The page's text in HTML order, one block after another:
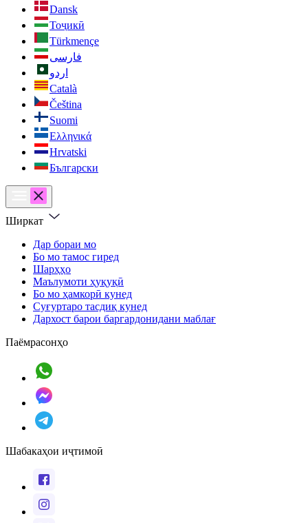
Dansk
Тоҷикӣ
Türkmençe
فارسی
اردو
Català
Čeština
Suomi
Ελληνικά
Hrvatski
Български
Ширкат
Дар бораи мо
Бо мо тамос гиред
Шарҳҳо
Маълумоти ҳуқуқӣ
Бо мо ҳамкорӣ кунед
Суғуртаро тасдиқ кунед
Дархост барои баргардонидани маблағ
Паёмрасонҳо
Шабакаҳои иҷтимоӣ